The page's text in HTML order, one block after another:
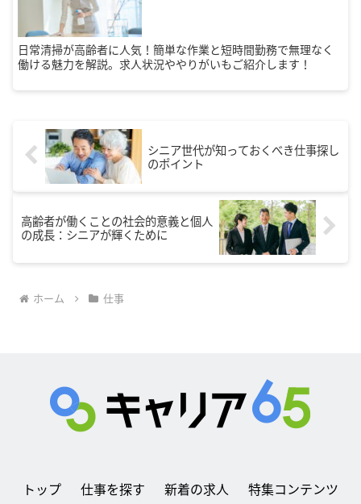
日常清掃が高齢者に人気！簡単な作業と短時間勤務で無理なく
働ける魅力を解説。求人状況ややりがいもご紹介します！
シニア世代が知っておくべき仕事探し
のポイント
高齢者が働くことの社会的意義と個人
の成長：シニアが輝くために
ホーム 仕事
トップ 仕事を探す 新着の求人 特集コンテンツ